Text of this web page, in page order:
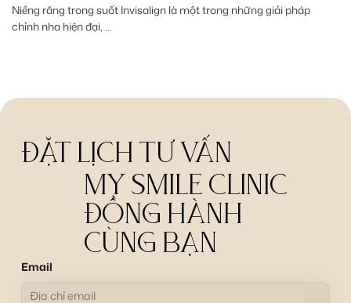
Niềng răng trong suốt Invisalign là một trong những giải pháp
chỉnh nha hiện đại, ...
ĐẶT LỊCH TƯ VẤN
MY SMILE CLINIC
ĐỒNG HÀNH
CÙNG BẠN
Email